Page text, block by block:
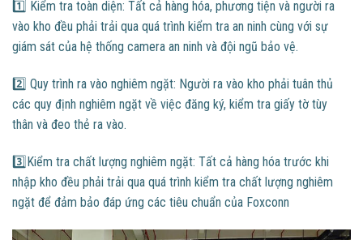
1️⃣ Kiểm tra toàn diện: Tất cả hàng hóa, phương tiện và người ra
vào kho đều phải trải qua quá trình kiểm tra an ninh cùng với sự
giám sát của hệ thống camera an ninh và đội ngũ bảo vệ.
2️⃣ Quy trình ra vào nghiêm ngặt: Người ra vào kho phải tuân thủ
các quy định nghiêm ngặt về việc đăng ký, kiểm tra giấy tờ tùy
thân và đeo thẻ ra vào.
3️⃣Kiểm tra chất lượng nghiêm ngặt: Tất cả hàng hóa trước khi
nhập kho đều phải trải qua quá trình kiểm tra chất lượng nghiêm
ngặt để đảm bảo đáp ứng các tiêu chuẩn của Foxconn